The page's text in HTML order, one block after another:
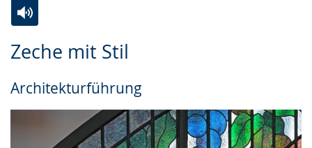
Zeche mit Stil
Architekturführung
Leichten
wechseln.
Audio-
Video
Deutscher
Gebärdensprache